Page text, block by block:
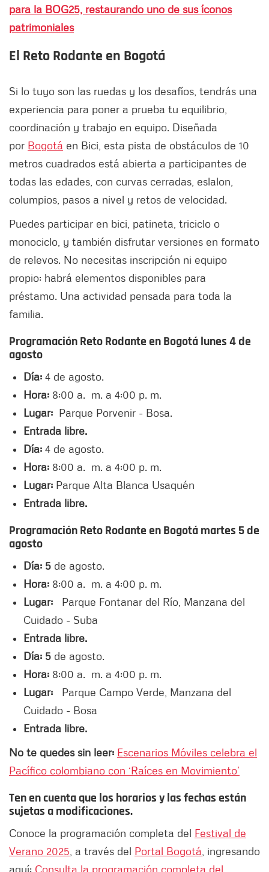
para la BOG25, restaurando uno de sus íconos
patrimoniales
El Reto Rodante en Bogotá
Si lo tuyo son las ruedas y los desafíos, tendrás una
experiencia para poner a prueba tu equilibrio,
coordinación y trabajo en equipo. Diseñada
por Bogotá en Bici, esta pista de obstáculos de 10
metros cuadrados está abierta a participantes de
todas las edades, con curvas cerradas, eslalon,
columpios, pasos a nivel y retos de velocidad.
Puedes participar en bici, patineta, triciclo o
monociclo, y también disfrutar versiones en formato
de relevos. No necesitas inscripción ni equipo
propio: habrá elementos disponibles para
préstamo. Una actividad pensada para toda la
familia.
Programación Reto Rodante en Bogotá lunes 4 de
agosto
Día: 4 de agosto.
Hora: 8:00 a. m. a 4:00 p. m.
Lugar: Parque Porvenir - Bosa.
Entrada libre.
Día: 4 de agosto.
Hora: 8:00 a. m. a 4:00 p. m.
Lugar: Parque Alta Blanca Usaquén
Entrada libre.
Programación Reto Rodante en Bogotá martes 5 de
agosto
Día: 5 de agosto.
Hora: 8:00 a. m. a 4:00 p. m.
Lugar:
Parque Fontanar del Río, Manzana del
Cuidado - Suba
Entrada libre.
Día: 5 de agosto.
Hora: 8:00 a. m. a 4:00 p. m.
Lugar:
Parque Campo Verde, Manzana del
Cuidado - Bosa
Entrada libre.
No te quedes sin leer: Escenarios Móviles celebra el
Pacífico colombiano con ‘Raíces en Movimiento’
Ten en cuenta que los horarios y las fechas están
sujetas a modificaciones.
Conoce la programación completa del Festival de
Verano 2025 , a través del Portal Bogotá , ingresando
aquí: Consulta la programación completa del